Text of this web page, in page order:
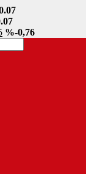
%-0,76